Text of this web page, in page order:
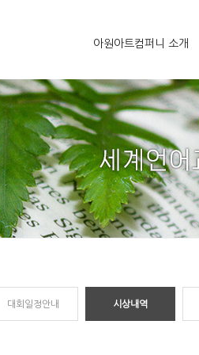
아원아트컴퍼니 소개
대회일정안내 시상내역